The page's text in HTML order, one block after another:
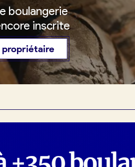
Je crée mon compte
boulangerie
inscrite
propriétaire